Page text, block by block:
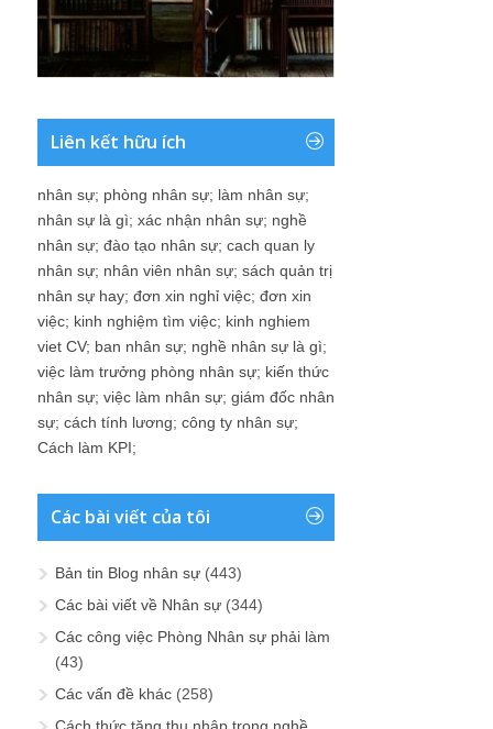
Liên kết hữu ích
nhân sự; phòng nhân sự; làm nhân sự;
nhân sự là gì; xác nhận nhân sự; nghề
nhân sự; đào tạo nhân sự; cach quan ly
nhân sự; nhân viên nhân sự; sách quản trị
nhân sự hay; đơn xin nghỉ việc; đơn xin
việc; kinh nghiệm tìm việc; kinh nghiem
viet CV; ban nhân sự; nghề nhân sự là gì;
việc làm trưởng phòng nhân sự; kiến thức
nhân sự; việc làm nhân sự; giám đốc nhân
sự; cách tính lương; công ty nhân sự;
Cách làm KPI;
Các bài viết của tôi
Bản tin Blog nhân sự (443)
Các bài viết về Nhân sự (344)
Các công việc Phòng Nhân sự phải làm
(43)
Các vấn đề khác (258)
Cách thức tăng thu nhập trong nghề